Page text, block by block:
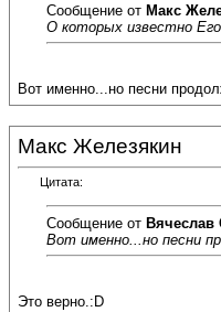
Сообщение от Макс
О которых известно
Вот именно...но песни
Макс Железякин
Цитата:
Сообщение от Вячеслав
Вот именно...но песни
Это верно.:D